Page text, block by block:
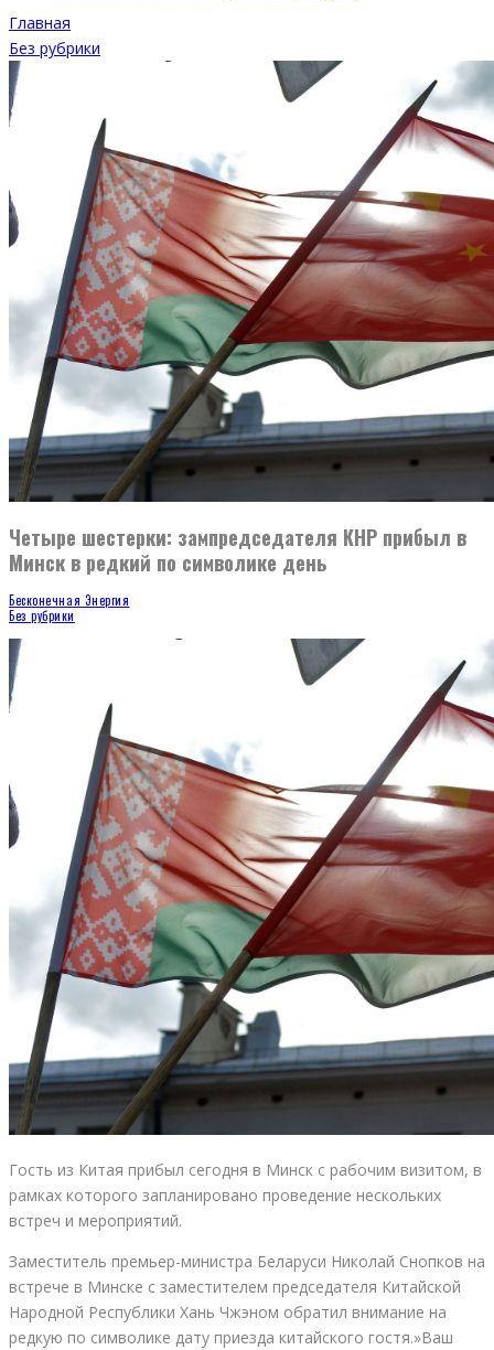
Главная
Без рубрики
Четыре шестерки: зампредседателя КНР прибыл в
Минск в редкий по символике день
Бесконечная Энергия
Без рубрики
Гость из Китая прибыл сегодня в Минск с рабочим визитом, в
рамках которого запланировано проведение нескольких
встреч и мероприятий.
Заместитель премьер-министра Беларуси Николай Снопков на
встрече в Минске с заместителем председателя Китайской
Народной Республики Хань Чжэном обратил внимание на
редкую по символике дату приезда китайского гостя.»Ваш